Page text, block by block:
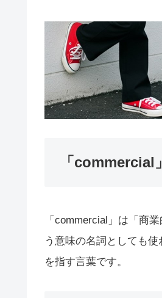
「commercial
「commercial」は「商
う意味の名詞としても
を指す言葉です。